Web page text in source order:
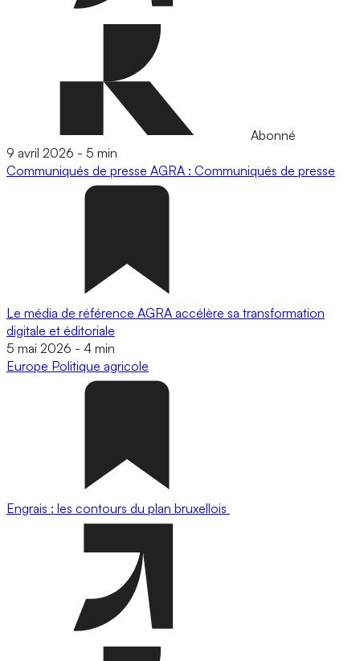
Abonné
9 avril 2026 - 5 min
Communiqués de presse AGRA : Communiqués de presse
Le média de référence AGRA accélère sa transformation
digitale et éditoriale
5 mai 2026 - 4 min
Europe Politique agricole
Engrais : les contours du plan bruxellois